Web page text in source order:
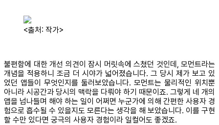
<출처: 작가>
불편함에 대한 개선 의견이 잠시 머릿속에 스쳤던 것인데, 모먼트라는
개념을 적용하니 조금 더 시야가 넓어졌습니다. 그 당시 제가 보고 있
었던 앱들이 무엇인지를 둘러보았습니다. 모먼트는 물리적인 위치뿐
아니라 시공간과 당시의 맥락을 다뤄야 하기 때문이죠. 그렇게 네 개의
앱을 넘나들며 해야 하는 일이 어쩌면 누군가에 의해 간편한 사용자 경
험으로 흡수될 수 있을지도 모른다는 생각을 해 보았습니다. 이를 구현
할 수만 있다면 궁극의 사용자 경험이라 일컬어도 좋겠죠.